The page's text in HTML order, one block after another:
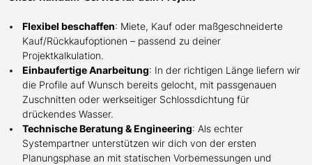
Flexibel beschaffen: Miete, Kauf oder maßgeschneiderte
Kauf/Rückkaufoptionen – passend zu deiner
Projektkalkulation.
Einbaufertige Anarbeitung: In der richtigen Länge liefern wir
die Profile auf Wunsch bereits gelocht, mit passgenauen
Zuschnitten oder werkseitiger Schlossdichtung für
drückendes Wasser.
Technische Beratung & Engineering: Als echter
Systempartner unterstützen wir dich von der ersten
Planungsphase an mit statischen Vorbemessungen und